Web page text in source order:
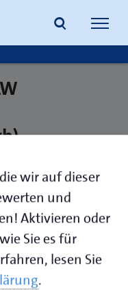
wir auf dieser
und
Aktivieren oder
Sie es für
lesen Sie
.